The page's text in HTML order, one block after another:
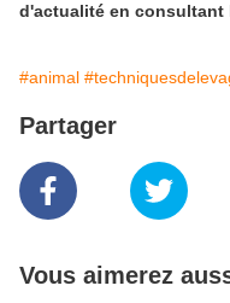
d'actualité en consultant
#animal
Partager
Vous aimerez